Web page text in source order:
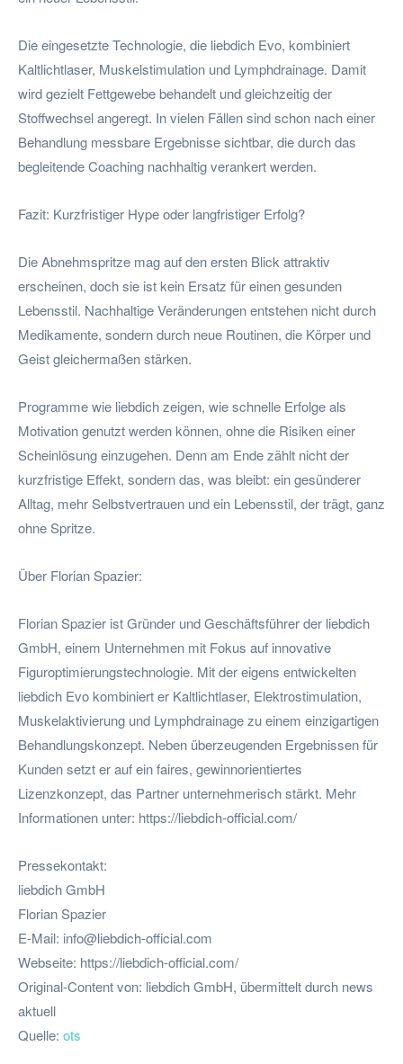
Die eingesetzte Technologie, die liebdich Evo, kombiniert
Kaltlichtlaser, Muskelstimulation und Lymphdrainage. Damit
wird gezielt Fettgewebe behandelt und gleichzeitig der
Stoffwechsel angeregt. In vielen Fällen sind schon nach einer
Behandlung messbare Ergebnisse sichtbar, die durch das
begleitende Coaching nachhaltig verankert werden.
Fazit: Kurzfristiger Hype oder langfristiger Erfolg?
Die Abnehmspritze mag auf den ersten Blick attraktiv
erscheinen, doch sie ist kein Ersatz für einen gesunden
Lebensstil. Nachhaltige Veränderungen entstehen nicht durch
Medikamente, sondern durch neue Routinen, die Körper und
Geist gleichermaßen stärken.
Programme wie liebdich zeigen, wie schnelle Erfolge als
Motivation genutzt werden können, ohne die Risiken einer
Scheinlösung einzugehen. Denn am Ende zählt nicht der
kurzfristige Effekt, sondern das, was bleibt: ein gesünderer
Alltag, mehr Selbstvertrauen und ein Lebensstil, der trägt, ganz
ohne Spritze.
Über Florian Spazier:
Florian Spazier ist Gründer und Geschäftsführer der liebdich
GmbH, einem Unternehmen mit Fokus auf innovative
Figuroptimierungstechnologie. Mit der eigens entwickelten
liebdich Evo kombiniert er Kaltlichtlaser, Elektrostimulation,
Muskelaktivierung und Lymphdrainage zu einem einzigartigen
Behandlungskonzept. Neben überzeugenden Ergebnissen für
Kunden setzt er auf ein faires, gewinnorientiertes
Lizenzkonzept, das Partner unternehmerisch stärkt. Mehr
Informationen unter: https://liebdich-official.com/
Pressekontakt:
liebdich GmbH
Florian Spazier
E-Mail: info@liebdich-official.com
Webseite: https://liebdich-official.com/
Original-Content von: liebdich GmbH, übermittelt durch news
aktuell
Quelle: ots